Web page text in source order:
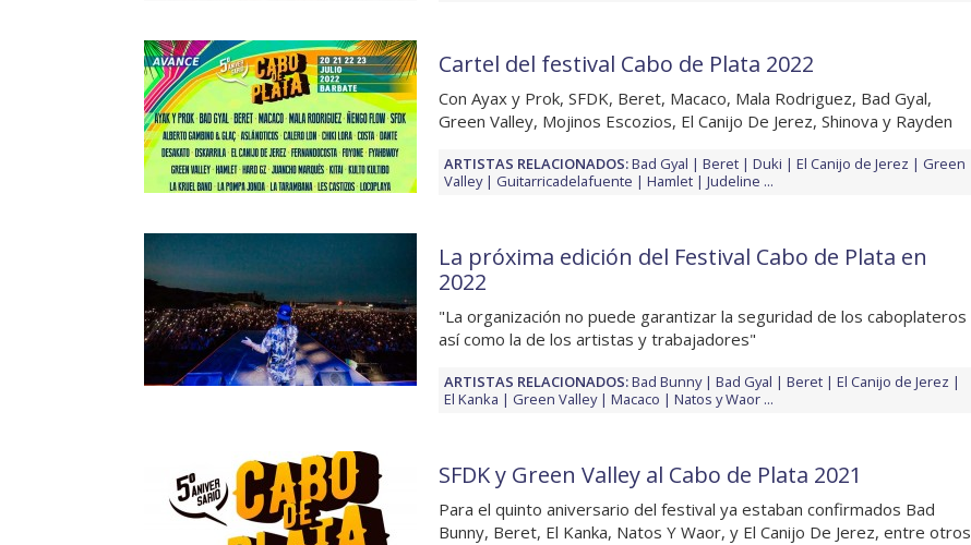
Cartel del festival Cabo de Plata 2022
Con Ayax y Prok, SFDK, Beret, Macaco, Mala Rodriguez, Bad Gyal,
Green Valley, Mojinos Escozios, El Canijo De Jerez, Shinova y Rayden
ARTISTAS RELACIONADOS:Bad Gyal Beret Duki El Canijo de Jerez
Green
Valley
Guitarricadelafuente Hamlet Judeline ...
La próxima edición del Festival Cabo de Plata en
2022
"La organización no puede garantizar la seguridad de los caboplateros
así como la de los artistas y trabajadores"
ARTISTAS RELACIONADOS:Bad Bunny Bad Gyal Beret
El Canijo de Jerez
El Kanka
Green Valley Macaco Natos y Waor ...
SFDK y Green Valley al Cabo de Plata 2021
Para el quinto aniversario del festival ya estaban confirmados Bad
Bunny, Beret, El Kanka, Natos Y Waor, y El Canijo De Jerez, entre otros